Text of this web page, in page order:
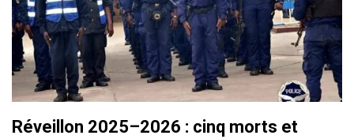
Réveillon 2025–2026 : cinq morts et